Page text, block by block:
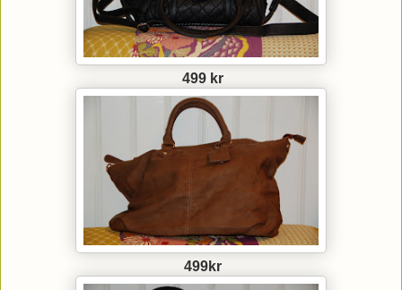
499 kr
499kr